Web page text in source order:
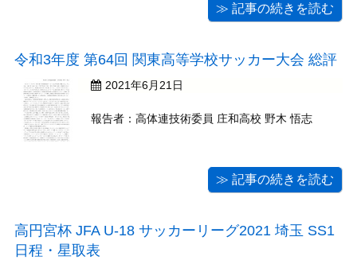
選ベスト８：本庄東・立教新座・浦和南・浦和学
≫ 記事の続きを読む
令和3年度 第64回 関東高等学校サッカー大会 総評
2021年6月21日
報告者：高体連技術委員 庄和高校 野木 悟志
≫ 記事の続きを読む
高円宮杯 JFA U-18 サッカーリーグ2021 埼玉 SS1
日程・星取表